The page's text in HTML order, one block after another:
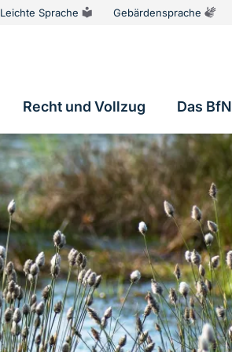
Leichte Sprache Gebärdensprache
Recht und Vollzug Das BfN